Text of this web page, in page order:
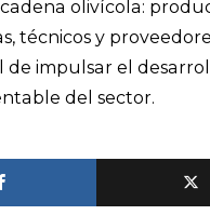
olivícola:
técnicos y
de impulsar el
del sector.